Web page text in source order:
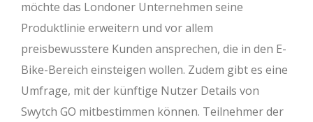
möchte das Londoner Unternehmen seine
Produktlinie erweitern und vor allem
preisbewusstere Kunden ansprechen, die in den E-
Bike-Bereich einsteigen wollen. Zudem gibt es eine
Umfrage, mit der künftige Nutzer Details von
Swytch GO mitbestimmen können. Teilnehmer der